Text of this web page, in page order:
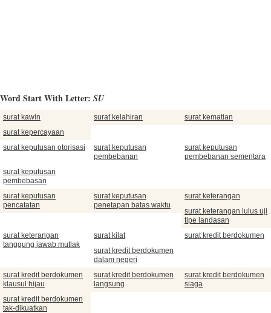
Word Start With Letter: SU
surat kawin surat kelahiran
surat kematian
surat kepercayaan
surat keputusan otorisasi
surat keputusan
pembebanan
surat keputusan
pembebanan sementara
surat keputusan
pembebasan
surat keputusan
pencatatan
surat keputusan
penetapan batas waktu
surat keterangan
surat keterangan lulus uji
tipe landasan
surat keterangan
tanggung jawab mutlak
surat kilat
surat kredit berdokumen
surat kredit berdokumen
dalam negeri
surat kredit berdokumen
klausul hijau
surat kredit berdokumen
langsung
surat kredit berdokumen
siaga
surat kredit berdokumen
tak-dikuatkan